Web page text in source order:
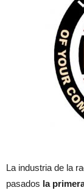
La industria de la
pasados la